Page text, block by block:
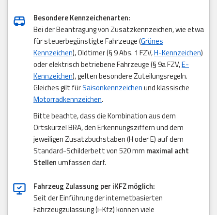
Besondere Kennzeichenarten:
Bei der Beantragung von Zusatzkennzeichen, wie etwa
für steuerbegünstigte Fahrzeuge (Grünes
Kennzeichen), Oldtimer (§ 9 Abs. 1 FZV,H-Kennzeichen)
oder elektrisch betriebene Fahrzeuge (§ 9a FZV,E-
Kennzeichen), gelten besondere Zuteilungsregeln.
Gleiches gilt fürSaisonkennzeichenund klassische
Motorradkennzeichen.
Bitte beachte, dass die Kombination aus dem
Ortskürzel BRA, den Erkennungsziffern und dem
jeweiligen Zusatzbuchstaben (H oder E) auf dem
Standard-Schilderbett von 520 mm maximal acht
Stellenumfassen darf.
Fahrzeug Zulassung per iKFZ möglich:
Seit der Einführung der internetbasierten
Fahrzeugzulassung (i-Kfz) können viele